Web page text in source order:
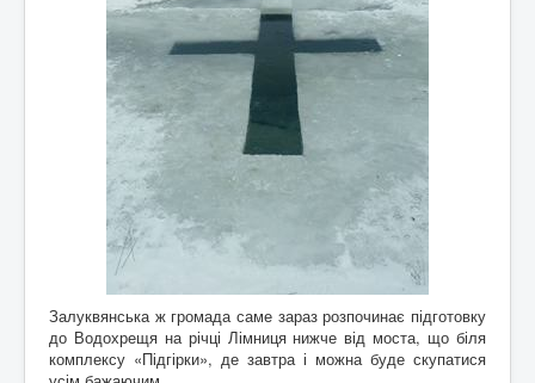
Залуквянська ж громада саме зараз розпочинає підготовку
до Водохрещя на річці Лімниця нижче від моста, що біля
комплексу «Підгірки», де завтра і можна буде скупатися